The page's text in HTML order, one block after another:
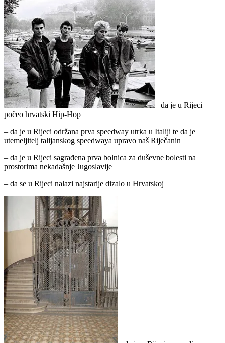
– da je u Rijeci
počeo hrvatski Hip-Hop
– da je u Rijeci održana prva speedway utrka u Italiji te da je
utemeljitelj talijanskog speedwaya upravo naš Riječanin
– da je u Rijeci sagrađena prva bolnica za duševne bolesti na
prostorima nekadašnje Jugoslavije
– da se u Rijeci nalazi najstarije dizalo u Hrvatskoj